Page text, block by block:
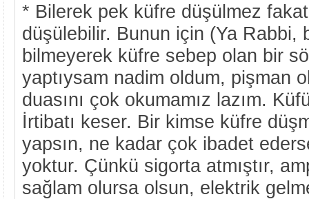
* Bilerek pek küfre düşülmez
düşülebilir. Bunun için (Ya Rabbi,
bilmeyerek küfre sebep olan bir
yaptıysam nadim oldum, pişman
duasını çok okumamız lazım.
İrtibatı keser. Bir kimse küfre
yapsın, ne kadar çok ibadet
yoktur. Çünkü sigorta atmıştır,
sağlam olursa olsun, elektrik